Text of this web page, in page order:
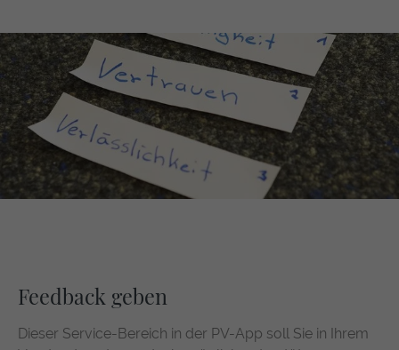
Feedback geben
Dieser Service-Bereich in der PV-App soll Sie in Ihrem